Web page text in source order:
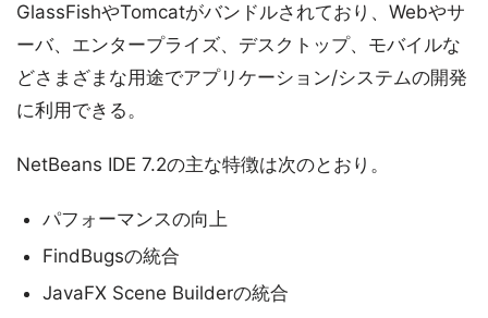
GlassFishやTomcatがバンドルされており、Webやサ
ーバ、エンタープライズ、デスクトップ、モバイルな
どさまざまな用途でアプリケーション/システムの開発
に利用できる。
NetBeans IDE 7.2の主な特徴は次のとおり。
パフォーマンスの向上
FindBugsの統合
JavaFX Scene Builderの統合